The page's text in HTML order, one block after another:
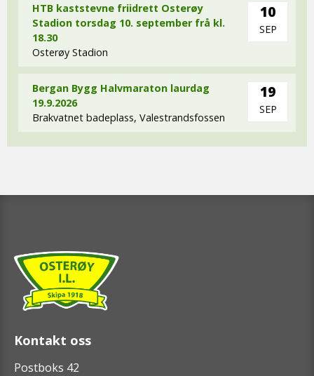
HTB kaststevne friidrett Osterøy
Stadion torsdag 10. september frå kl.
18.30
Osterøy Stadion
10
SEP
Bergan Bygg Halvmaraton laurdag
19.9.2026
Brakvatnet badeplass, Valestrandsfossen
19
SEP
Kontakt oss
Postboks 42